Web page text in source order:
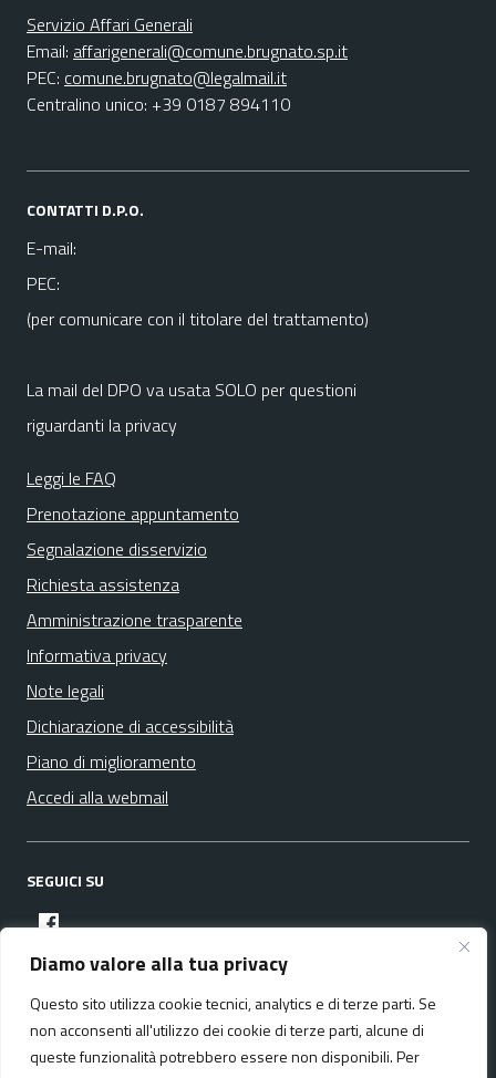
Diamo valore alla tua privacy
Questo sito utilizza cookie tecnici, analytics e di terze parti. Se
non acconsenti all'utilizzo dei cookie di terze parti, alcune di
queste funzionalità potrebbero essere non disponibili. Per
Servizio Affari Generali
Email: affarigenerali@comune.brugnato.sp.it
PEC: comune.brugnato@legalmail.it
Centralino unico: +39 0187 894110
CONTATTI D.P.O.
E-mail:
PEC:
(per comunicare con il titolare del trattamento)
La mail del DPO va usata SOLO per questioni
riguardanti la privacy
Leggi le FAQ
Prenotazione appuntamento
Segnalazione disservizio
Richiesta assistenza
Amministrazione trasparente
Informativa privacy
Note legali
Dichiarazione di accessibilità
Piano di miglioramento
Accedi alla webmail
SEGUICI SU
facebook
Media policy Mappa del sito